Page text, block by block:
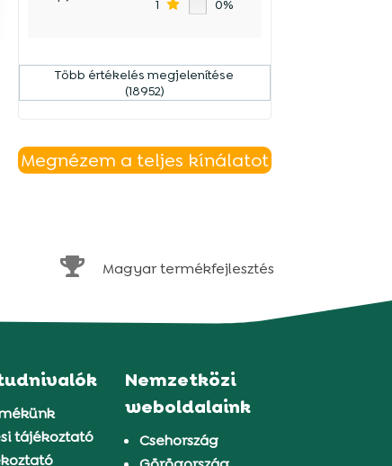
1 0%
Több értékelés megjelenítése
(18952)
Megnézem a teljes kínálatot
 Magyar termékfejlesztés
tájékoztató
Nemzetközi
weboldalaink
Csehország